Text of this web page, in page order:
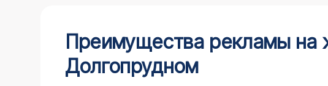
Преимущества рекламы на
Долгопрудном